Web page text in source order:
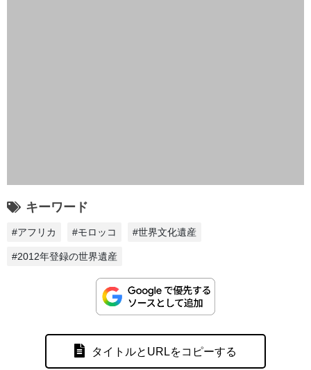
キーワード
#アフリカ #モロッコ #世界文化遺産
#2012年登録の世界遺産
タイトルとURLをコピーする